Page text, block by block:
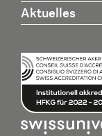
Aktuelles